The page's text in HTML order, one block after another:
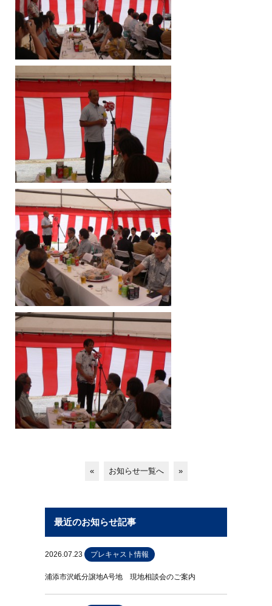
« お知らせ一覧へ »
最近のお知らせ記事
2026.07.23 プレキャスト情報
浦添市沢岻分譲地A号地 現地相談会のご案内